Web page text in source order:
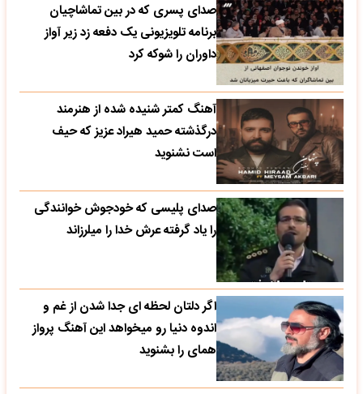
صدای پسری که در بین تماشاچیان
برنامه تلویزیونی یک دفعه زد زیر آواز
داوران را شوکه کرد
آهنگ کمتر شنیده شده از هنرمند
درگذشته حمید هیراد عزیز که حیف
است نشنوید
صدای پلیسی که خودجوش خوانندگی
را یاد گرفته عرش خدا را میلرزاند
اگر دلتان لحظه ای جدا شدن از غم و
اندوه دنیا رو میخواهد این آهنگ پرواز
همای را بشنوید